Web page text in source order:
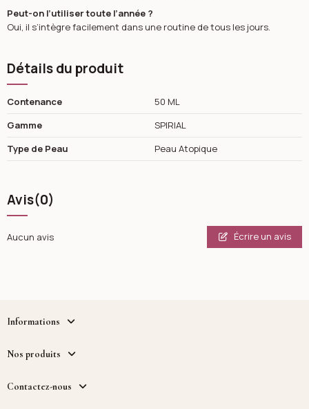
Peut-on l’utiliser toute l’année ?
Oui, il s’intègre facilement dans une routine de tous les jours.
Détails du produit
Contenance
50 ML
Gamme
SPIRIAL
Type de Peau
Peau Atopique
Avis(0)
Aucun avis Écrire un avis
Informations
Nos produits
Contactez-nous